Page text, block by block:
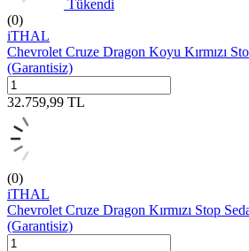
Tükendi
(0)
iTHAL
Chevrolet Cruze Dragon Koyu Kırmızı
(Garantisiz)
32.759,99 TL
(0)
iTHAL
Chevrolet Cruze Dragon Kırmızı Stop
(Garantisiz)